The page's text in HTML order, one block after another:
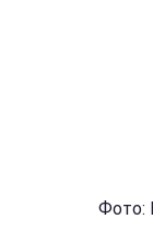
Фото: